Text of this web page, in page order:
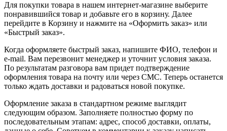
Для покупки товара в нашем интернет-магазине выберите
понравившийся товар и добавьте его в корзину. Далее
перейдите в Корзину и нажмите на «Оформить заказ» или
«Быстрый заказ».
Когда оформляете быстрый заказ, напишите ФИО, телефон и
e-mail. Вам перезвонит менеджер и уточнит условия заказа.
По результатам разговора вам придет подтверждение
оформления товара на почту или через СМС. Теперь останется
только ждать доставки и радоваться новой покупке.
Оформление заказа в стандартном режиме выглядит
следующим образом. Заполняете полностью форму по
последовательным этапам: адрес, способ доставки, оплаты,